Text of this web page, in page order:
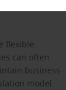
flexible
can often
business
model